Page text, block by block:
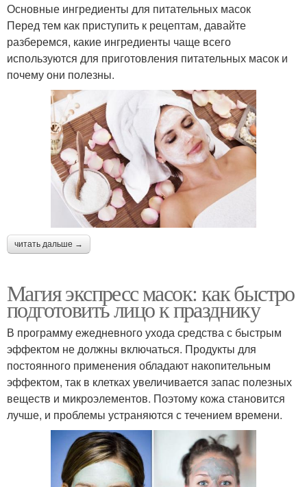
Основные ингредиенты для питательных масок
Перед тем как приступить к рецептам, давайте
разберемся, какие ингредиенты чаще всего
используются для приготовления питательных масок и
почему они полезны.
читать дальше →
Магия экспресс масок: как быстро
подготовить лицо к празднику
В программу ежедневного ухода средства с быстрым
эффектом не должны включаться. Продукты для
постоянного применения обладают накопительным
эффектом, так в клетках увеличивается запас полезных
веществ и микроэлементов. Поэтому кожа становится
лучше, и проблемы устраняются с течением времени.